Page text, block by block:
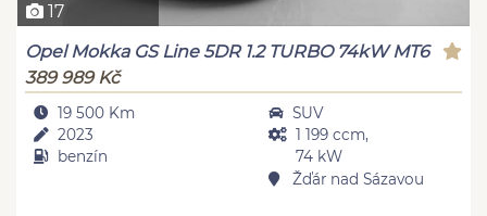
17
Opel Mokka GS Line 5DR 1.2 TURBO 74kW MT6
389 989 Kč
19 500 Km
2023
benzín
SUV
1 199 ccm,
74 kW
Žďár nad Sázavou